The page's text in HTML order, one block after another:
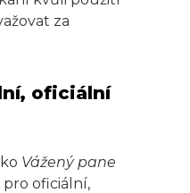
za
oficiální
Vážený pane
pro oficiální,